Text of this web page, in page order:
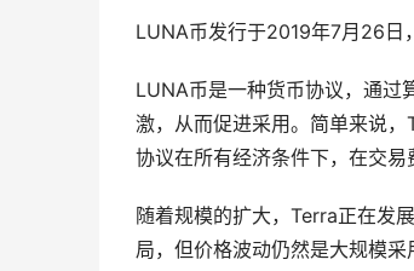
LUNA币发行于2019年7月26日
LUNA币是一种货币协议，通过
激，从而促进采用。简单来说
协议在所有经济条件下，在交易
随着规模的扩大，Terra正在发
局，但价格波动仍然是大规模